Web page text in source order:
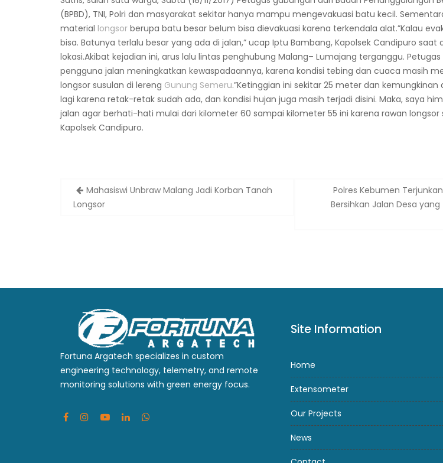
(BPBD), TNI, Polri dan masyarakat sekitar hanya mampu mengevakuasi batu kecil.
material longsor berupa batu besar belum bisa dievakuasi karena terkendala alat.”Kalau
bisa. Batunya terlalu besar yang ada di jalan,” ucap Iptu Bambang, Kapolsek Candipuro saat
lokasi.Akibat kejadian ini, arus lalu lintas penghubung Malang– Lumajang terganggu.
pengguna jalan meningkatkan kewaspadaannya, karena kondisi tebing dan cuaca masih
longsor susulan di lereng Gunung Semeru.”Ketinggian ini sekitar 25 meter dan kemungkinan
lagi karena retak-retak sudah ada, dan kondisi hujan juga masih terjadi disini. Maka, saya
jalan agar berhati-hati mulai dari kilometer 60 sampai kilometer 55 ini karena rawan longsor
Kapolsek Candipuro.
Post
navigation
Mahasiswi Unbraw Malang Jadi Korban Tanah
Longsor
Polres Kebumen
Bersihkan Jalan Desa
Fortuna Argatech specializes in custom
engineering technology, telemetry, and remote
monitoring solutions with green energy focus.
Site Information
Home
Extensometer
Our Projects
News